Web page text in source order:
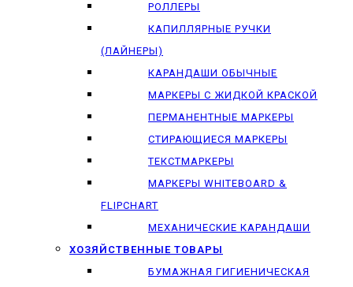
РОЛЛЕРЫ
КАПИЛЛЯРНЫЕ РУЧКИ
(ЛАЙНЕРЫ)
КАРАНДАШИ ОБЫЧНЫЕ
МАРКЕРЫ C ЖИДКОЙ КРАСКОЙ
ПЕРМАНЕНТНЫЕ МАРКЕРЫ
СТИРАЮЩИЕСЯ МАРКЕРЫ
ТЕКСТМАРКЕРЫ
МАРКЕРЫ WHITEBOARD &
FLIPCHART
МЕХАНИЧЕСКИЕ КАРАНДАШИ
ХОЗЯЙСТВЕННЫЕ ТОВАРЫ
БУМАЖНАЯ ГИГИЕНИЧЕСКАЯ